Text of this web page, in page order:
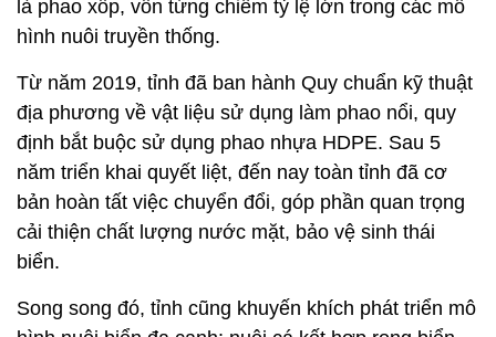
là phao xốp, vốn từng chiếm tỷ lệ lớn trong các mô
hình nuôi truyền thống.
Từ năm 2019, tỉnh đã ban hành Quy chuẩn kỹ thuật
địa phương về vật liệu sử dụng làm phao nổi, quy
định bắt buộc sử dụng phao nhựa HDPE. Sau 5
năm triển khai quyết liệt, đến nay toàn tỉnh đã cơ
bản hoàn tất việc chuyển đổi, góp phần quan trọng
cải thiện chất lượng nước mặt, bảo vệ sinh thái
biển.
Song song đó, tỉnh cũng khuyến khích phát triển mô